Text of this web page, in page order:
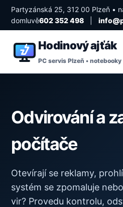
Partyzánská 25, 312 00 Plzeň •
domluvě602 352 498
Hodinový ajťák
PC servis Plzeň •
Odvirování a
počítače
Otevírají se reklamy,
systém se zpomaluje
vir? Provedu kontrolu,